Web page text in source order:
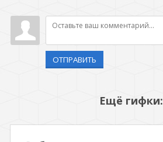
ОТПРАВИТЬ
Ещё гифки: